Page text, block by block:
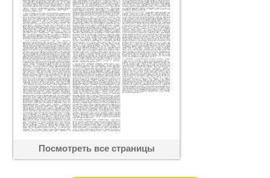
Посмотреть все страницы